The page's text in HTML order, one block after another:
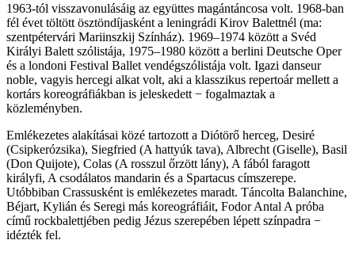
1963-tól visszavonulásáig az együttes magántáncosa volt. 1968-ban
fél évet töltött ösztöndíjasként a leningrádi Kirov Balettnél (ma:
szentpétervári Mariinszkij Színház). 1969–1974 között a Svéd
Királyi Balett szólistája, 1975–1980 között a berlini Deutsche Oper
és a londoni Festival Ballet vendégszólistája volt. Igazi danseur
noble, vagyis hercegi alkat volt, aki a klasszikus repertoár mellett a
kortárs koreográfiákban is jeleskedett − fogalmaztak a
közleményben.
Emlékezetes alakításai közé tartozott a Diótörő herceg, Desiré
(Csipkerózsika), Siegfried (A hattyúk tava), Albrecht (Giselle), Basil
(Don Quijote), Colas (A rosszul őrzött lány), A fából faragott
királyfi, A csodálatos mandarin és a Spartacus címszerepe.
Utóbbiban Crassusként is emlékezetes maradt. Táncolta Balanchine,
Béjart, Kylián és Seregi más koreográfiáit, Fodor Antal A próba
című rockbalettjében pedig Jézus szerepében lépett színpadra −
idézték fel.